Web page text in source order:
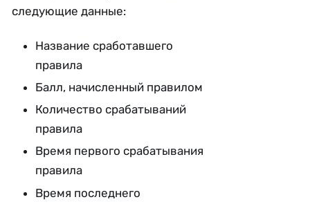
следующие данные:
Название сработавшего
правила
Балл, начисленный правилом
Количество срабатываний
правила
Время первого срабатывания
правила
Время последнего